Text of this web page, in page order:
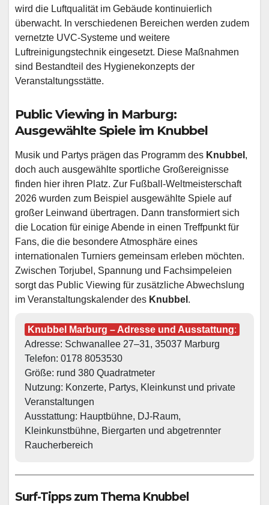
wird die Luftqualität im Gebäude kontinuierlich
überwacht. In verschiedenen Bereichen werden zudem
vernetzte UVC-Systeme und weitere
Luftreinigungstechnik eingesetzt. Diese Maßnahmen
sind Bestandteil des Hygienekonzepts der
Veranstaltungsstätte.
Public Viewing in Marburg:
Ausgewählte Spiele im Knubbel
Musik und Partys prägen das Programm des Knubbel ,
doch auch ausgewählte sportliche Großereignisse
finden hier ihren Platz. Zur Fußball-Weltmeisterschaft
2026 wurden zum Beispiel ausgewählte Spiele auf
großer Leinwand übertragen. Dann transformiert sich
die Location für einige Abende in einen Treffpunkt für
Fans, die die besondere Atmosphäre eines
internationalen Turniers gemeinsam erleben möchten.
Zwischen Torjubel, Spannung und Fachsimpeleien
sorgt das Public Viewing für zusätzliche Abwechslung
im Veranstaltungskalender des Knubbel .
Knubbel Marburg – Adresse und Ausstattung:
Adresse: Schwanallee 27–31, 35037 Marburg
Telefon: 0178 8053530
Größe: rund 380 Quadratmeter
Nutzung: Konzerte, Partys, Kleinkunst und private
Veranstaltungen
Ausstattung: Hauptbühne, DJ-Raum,
Kleinkunstbühne, Biergarten und abgetrennter
Raucherbereich
Surf-Tipps zum Thema Knubbel